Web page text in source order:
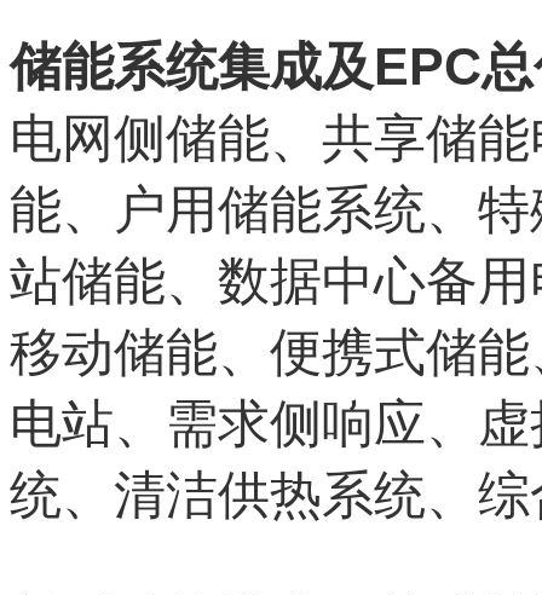
储能系统集成及EPC
电网侧储能、共享储
能、户用储能系统、
站储能、数据中心备
移动储能、便携式储
电站、需求侧响应、
统、清洁供热系统、